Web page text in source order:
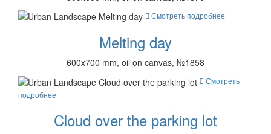
Смотреть подробнее
Melting day
600x700 mm, oil on canvas, №1858
Смотреть
подробнее
Cloud over the parking lot